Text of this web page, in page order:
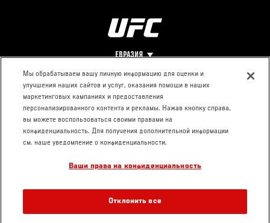
ЕВРАЗИЯ
Footer
О UFC
Про ММА
Социальная
ответственность
КОНТАКТЫ
Пресс-центр
Условия
использования
Мы обрабатываем вашу личную информацию для оценки и
улучшения наших сайтов и услуг, оказания помощи в наших
маркетинговых кампаниях и предоставления
персонализированного контента и рекламы. Нажав кнопку справа,
вы можете воспользоваться своими правами на
конфиденциальность. Для получения дополнительной информации
см. наше уведомление о конфиденциальности.
Ваши права на конфиденциальность
Отклонить все